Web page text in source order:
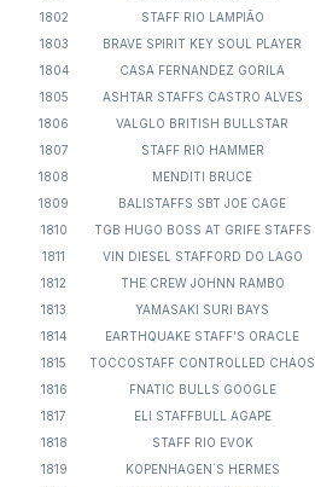
1802
STAFF RIO LAMPIÃO
1803
BRAVE SPIRIT KEY SOUL PLAYER
1804
CASA FERNANDEZ GORILA
1805
ASHTAR STAFFS CASTRO ALVES
1806
VALGLO BRITISH BULLSTAR
1807
STAFF RIO HAMMER
1808
MENDITI BRUCE
1809
BALISTAFFS SBT JOE CAGE
1810
TGB HUGO BOSS AT GRIFE STAFFS
1811
VIN DIESEL STAFFORD DO LAGO
1812
THE CREW JOHNN RAMBO
1813
YAMASAKI SURI BAYS
1814
EARTHQUAKE STAFF'S ORACLE
1815
TOCCOSTAFF CONTROLLED CHAOS
1816
FNATIC BULLS GOOGLE
1817
ELI STAFFBULL AGAPE
1818
STAFF RIO EVOK
1819
KOPENHAGEN´S HERMES